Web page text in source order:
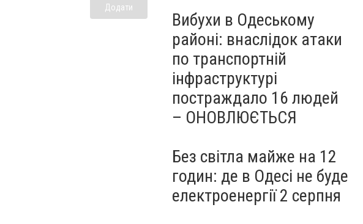
Додати
Вибухи в Одеському
районі: внаслідок атаки
по транспортній
інфраструктурі
постраждало 16 людей
– ОНОВЛЮЄТЬСЯ
Без світла майже на 12
годин: де в Одесі не буде
електроенергії 2 серпня